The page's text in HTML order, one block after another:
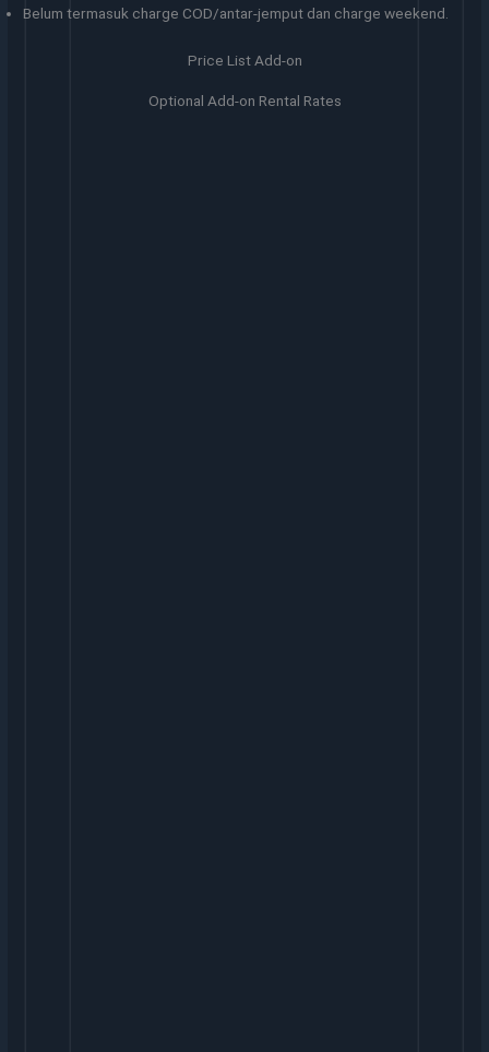
Belum termasuk charge COD/antar-jemput dan charge weekend.
Price List Add-on
Optional Add-on Rental Rates